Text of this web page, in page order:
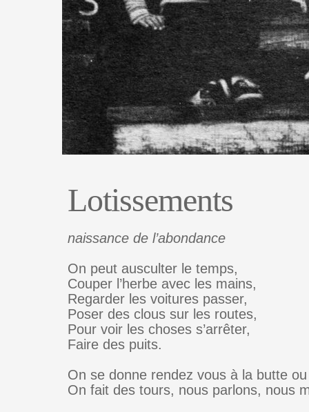
Lotissements
naissance de l’abondance
On peut ausculter le temps,
Couper l’herbe avec les mains,
Regarder les voitures passer,
Poser des clous sur les routes,
Pour voir les choses s’arrêter,
Faire des puits.
On se donne rendez vous à la butte
On fait des tours, nous parlons, nous